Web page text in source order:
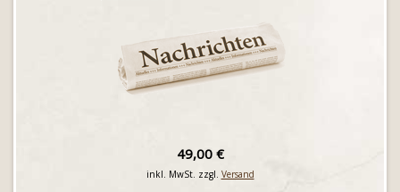
49,00 €
inkl. MwSt. zzgl. Versand